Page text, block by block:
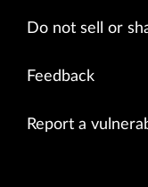
Do not sell or
Feedback
Report a